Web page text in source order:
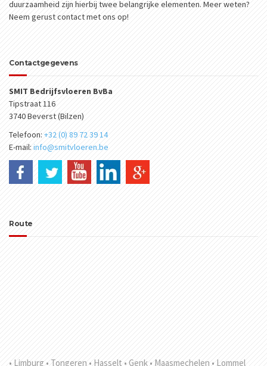
duurzaamheid zijn hierbij twee belangrijke elementen. Meer weten?
Neem gerust contact met ons op!
Contactgegevens
SMIT Bedrijfsvloeren BvBa
Tipstraat 116
3740 Beverst (Bilzen)
Telefoon: +32 (0) 89 72 39 14
E-mail: info@smitvloeren.be
Route
• Limburg • Tongeren • Hasselt • Genk • Maasmechelen • Lommel